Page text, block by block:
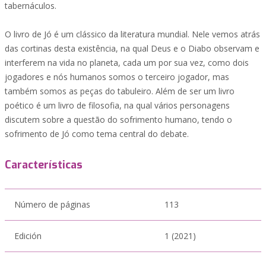
tabernáculos.
O livro de Jó é um clássico da literatura mundial. Nele vemos atrás
das cortinas desta existência, na qual Deus e o Diabo observam e
interferem na vida no planeta, cada um por sua vez, como dois
jogadores e nós humanos somos o terceiro jogador, mas
também somos as peças do tabuleiro. Além de ser um livro
poético é um livro de filosofia, na qual vários personagens
discutem sobre a questão do sofrimento humano, tendo o
sofrimento de Jó como tema central do debate.
Características
Número de páginas 113
Edición 1 (2021)